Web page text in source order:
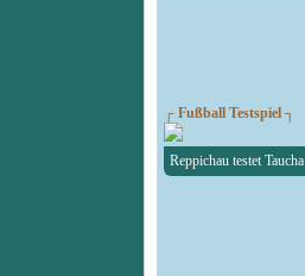
┌ Fußball Testspiel ┐
Reppichau testet Taucha